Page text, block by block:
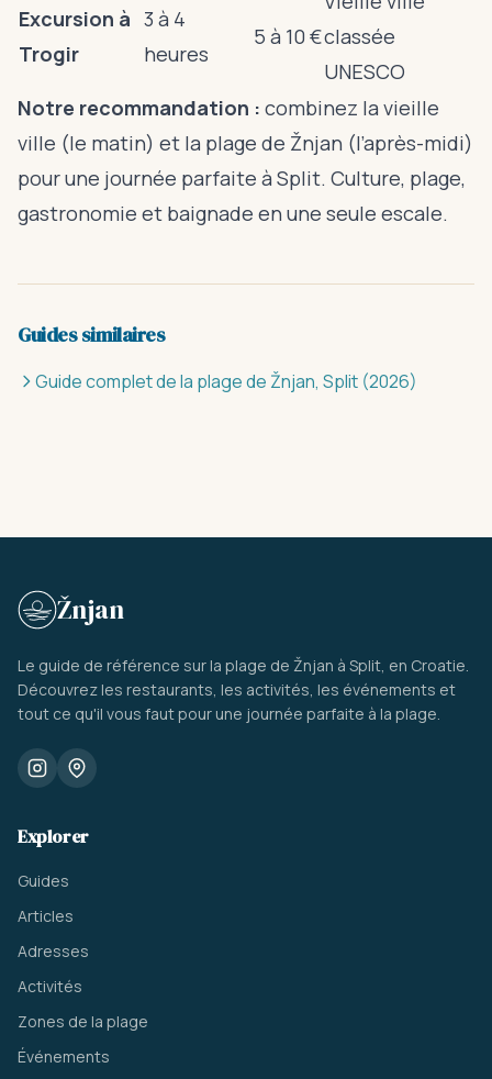
Excursion à
Trogir
3 à 4
heures
5 à 10 €classée
UNESCO
Notre recommandation : combinez la vieille
ville (le matin) et la plage de Žnjan (l’après-midi)
pour une journée parfaite à Split. Culture, plage,
gastronomie et baignade en une seule escale.
Guides similaires
Guide complet de la plage de Žnjan, Split (2026)
Žnjan
Le guide de référence sur la plage de Žnjan à Split, en Croatie.
Découvrez les restaurants, les activités, les événements et
tout ce qu'il vous faut pour une journée parfaite à la plage.
Explorer
Guides
Articles
Adresses
Activités
Zones de la plage
Événements